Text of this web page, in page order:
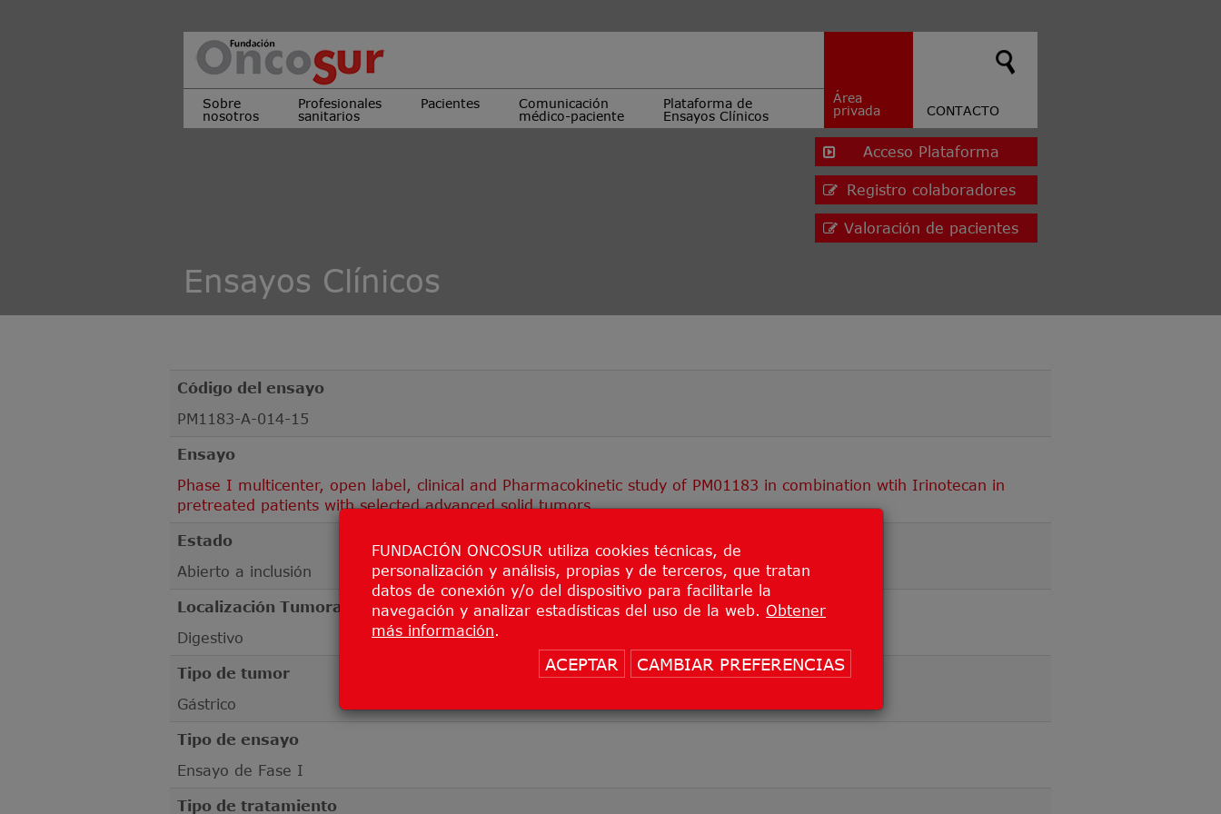
FUNDACIÓN ONCOSUR utiliza cookies técnicas, de
personalización y análisis, propias y de terceros, que tratan
datos de conexión y/o del dispositivo para facilitarle la
navegación y analizar estadísticas del uso de la web. Obtener
más información
ACEPTAR CAMBIAR PREFERENCIAS
Sobre
nosotros
Profesionales
sanitarios
Pacientes
Comunicación
médico-paciente
Plataforma de
Ensayos Clínicos
Área
privada
CONTACTO
Acceso Plataforma
Registro colaboradores
Valoración de pacientes
Ensayos Clínicos
Código del ensayo
PM1183-A-014-15
Ensayo
Phase I multicenter, open label, clinical and Pharmacokinetic study of PM01183 in combination wtih Irinotecan in
pretreated patients with selected advanced solid tumors
Estado
Abierto a inclusión
Localización Tumoral
Digestivo
Tipo de tumor
Gástrico
Tipo de ensayo
Ensayo de Fase I
Tipo de tratamiento